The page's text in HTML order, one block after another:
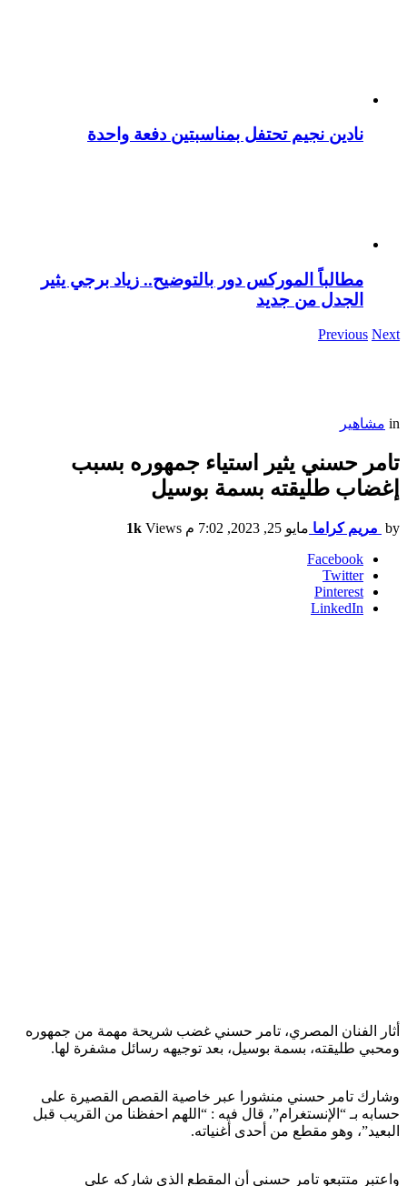
نادين نجيم تحتفل بمناسبتين دفعة واحدة
مطالباً الموركس دور بالتوضيح.. زياد برجي يثير
الجدل من جديد
Previous Next
in مشاهير
تامر حسني يثير استياء جمهوره بسبب
إغضاب طليقته بسمة بوسيل
by مريم كراما مايو 25, 2023, 7:02 م 1k Views
Facebook
Twitter
Pinterest
LinkedIn
أثار الفنان المصري، تامر حسني غضب شريحة مهمة من جمهوره
ومحبي طليقته، بسمة بوسيل، بعد توجيهه رسائل مشفرة لها.
وشارك تامر حسني منشورا عبر خاصية القصص القصيرة على
حسابه بـ “الإنستغرام”، قال فيه : “اللهم احفظنا من القريب قبل
البعيد”، وهو مقطع من أحدى أغنياته.
واعتبر متتبعو تامر حسني أن المقطع الذي شاركه على